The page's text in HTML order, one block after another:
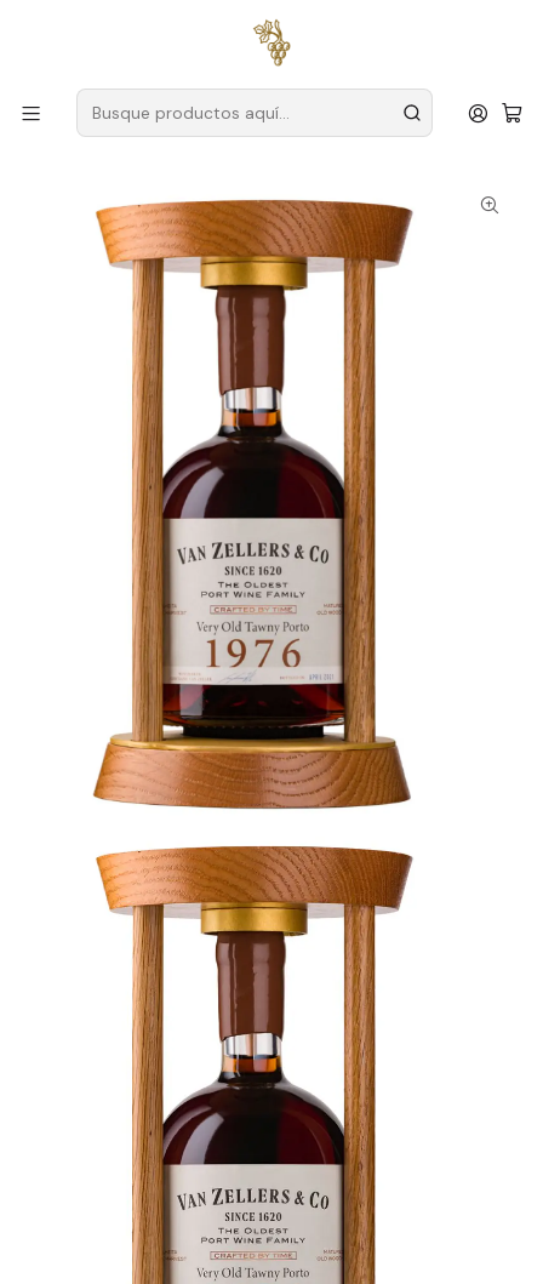
para pedidos superiores a
Productores Duero
Van Zellers
Van Zellers & Co Harbor Harvest 1976 75 cl